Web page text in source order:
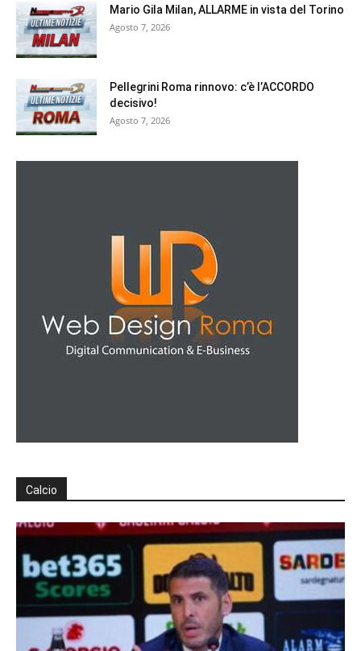
Mario Gila Milan, ALLARME in vista del Torino
Agosto 7, 2026
Pellegrini Roma rinnovo: c’è l’ACCORDO
decisivo!
Agosto 7, 2026
Calcio